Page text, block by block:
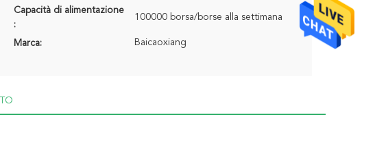
Capacità di alimentazione
:
100000 borsa/borse alla settimana
Marca: Baicaoxiang